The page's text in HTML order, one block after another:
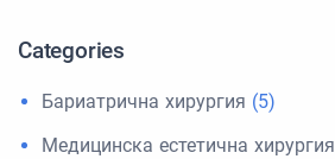
Categories
Бариатрична хирургия (5)
Медицинска естетична хирургия